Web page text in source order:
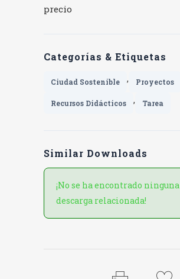
precio
Categorías & Etiquetas
Ciudad Sostenible , Proyectos
Recursos Didácticos , Tarea
Similar Downloads
¡No se ha encontrado ninguna
descarga relacionada!